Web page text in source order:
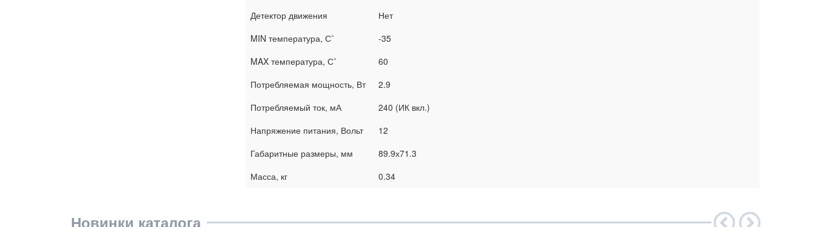
Детектор движения
Нет
MIN температура, С˚
-35
MAX температура, С˚
60
Потребляемая мощность, Вт
2.9
Потребляемый ток, мА
240 (ИК вкл.)
Напряжение питания, Вольт
12
Габаритные размеры, мм
89.9х71.3
Масса, кг
0.34
Новинки каталога